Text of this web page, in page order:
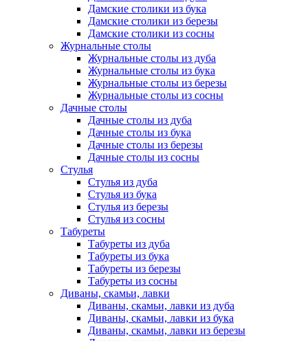
Дамские столики из бука
Дамские столики из березы
Дамские столики из сосны
Журнальные столы
Журнальные столы из дуба
Журнальные столы из бука
Журнальные столы из березы
Журнальные столы из сосны
Дачные столы
Дачные столы из дуба
Дачные столы из бука
Дачные столы из березы
Дачные столы из сосны
Стулья
Стулья из дуба
Стулья из бука
Стулья из березы
Стулья из сосны
Табуреты
Табуреты из дуба
Табуреты из бука
Табуреты из березы
Табуреты из сосны
Диваны, скамьи, лавки
Диваны, скамьи, лавки из дуба
Диваны, скамьи, лавки из бука
Диваны, скамьи, лавки из березы